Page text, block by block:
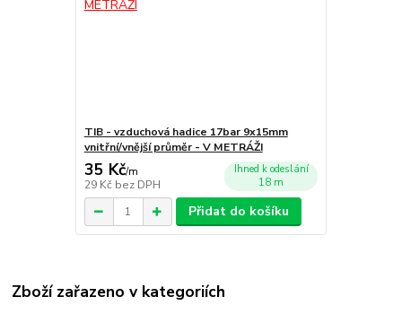
TIB - vzduchová hadice 17bar 9x15mm
vnitřní/vnější průměr - V METRÁŽI
35 Kč/m
29 Kč bez DPH
Ihned k odeslání
18 m
Přidat do košíku
Zboží zařazeno v kategoriích